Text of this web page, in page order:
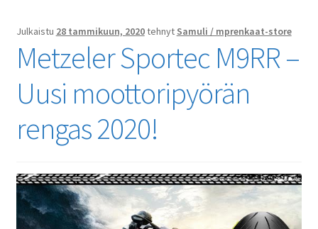
Julkaistu 28 tammikuun, 2020tehnyt Samuli / mprenkaat-store
Metzeler Sportec M9RR –
Uusi moottoripyörän
rengas 2020!